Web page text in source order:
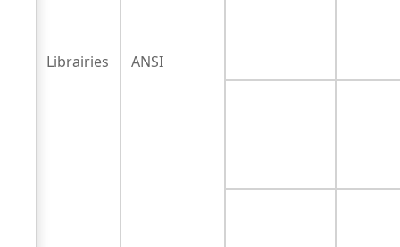
Librairies ANSI